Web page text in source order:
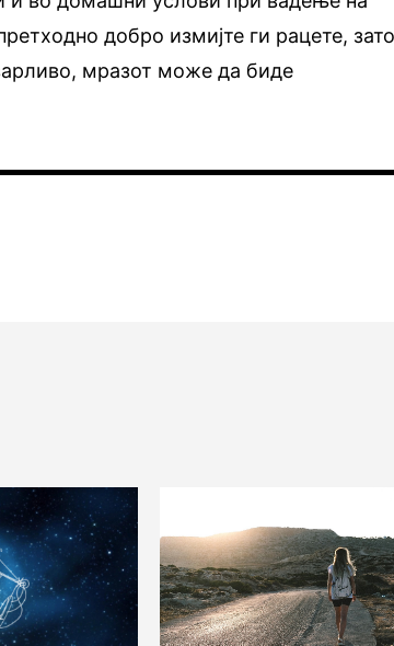
добро измијте ги рацете,
мразот може да биде